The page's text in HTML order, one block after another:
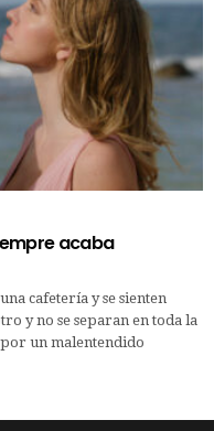
acaba
cafetería y se sienten
y no se separan en toda la
por un malentendido